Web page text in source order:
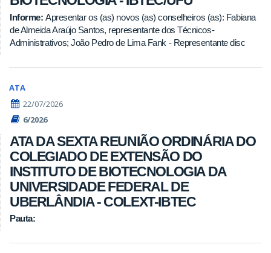
Informe: Apresentar os (as) novos (as) conselheiros (as): Fabiana
de Almeida Araújo Santos, representante dos Técnicos-
Administrativos; João Pedro de Lima Fank - Representante disc
ATA
22/07/2026
6/2026
ATA DA SEXTA REUNIÃO ORDINÁRIA DO
COLEGIADO DE EXTENSÃO DO
INSTITUTO DE BIOTECNOLOGIA DA
UNIVERSIDADE FEDERAL DE
UBERLÂNDIA - COLEXT-IBTEC
Pauta: